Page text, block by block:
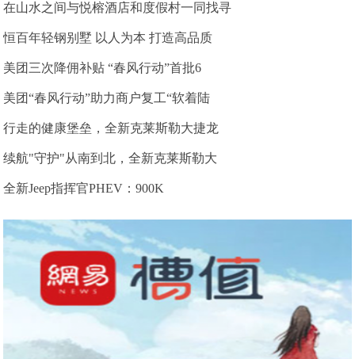
在山水之间与悦榕酒店和度假村一同找寻
恒百年轻钢别墅 以人为本 打造高品质
美团三次降佣补贴 “春风行动”首批6
美团“春风行动”助力商户复工“软着陆
行走的健康堡垒，全新克莱斯勒大捷龙
续航"守护"从南到北，全新克莱斯勒大
全新Jeep指挥官PHEV：900K